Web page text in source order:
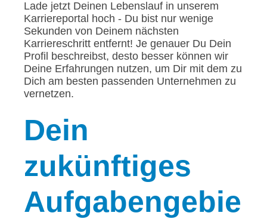
Lade jetzt Deinen Lebenslauf in unserem
Karriereportal hoch - Du bist nur wenige
Sekunden von Deinem nächsten
Karriereschritt entfernt! Je genauer Du Dein
Profil beschreibst, desto besser können wir
Deine Erfahrungen nutzen, um Dir mit dem zu
Dich am besten passenden Unternehmen zu
vernetzen.
Dein
zukünftiges
Aufgabengebie